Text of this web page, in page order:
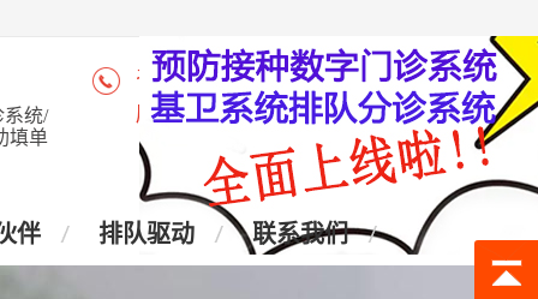
系统/
填单
咨询热线：4006-028-965
座 机：028-87438905
伴 排队驱动 联系我们